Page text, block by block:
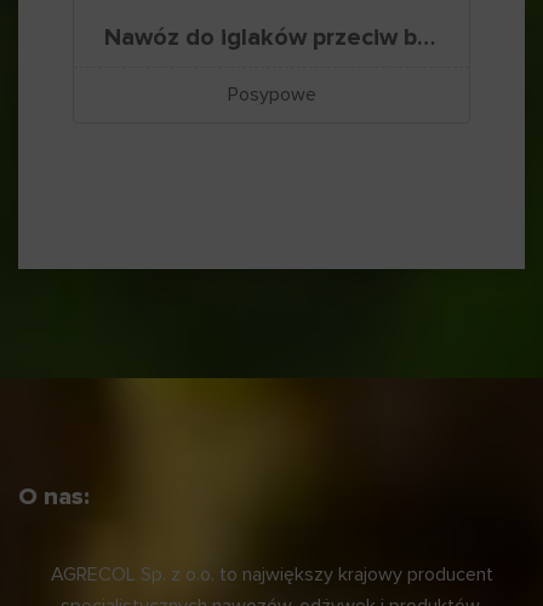
Nawóz do iglaków przeciw brunatnieniu igieł
Posypowe
O nas:
AGRECOL Sp. z o.o. to największy krajowy producent